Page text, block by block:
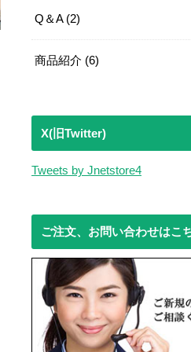
Q＆A (2)
商品紹介 (6)
X(旧Twitter)
Tweets by Jnetstore4
ご注文、お問い合わせはこ